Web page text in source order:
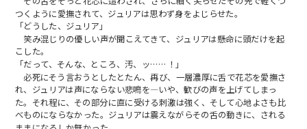
つくように愛撫されて、ジュリアは思わず身をよじらせた。
「どうした、ジュリア」
笑み混じりの優しい声が聞こえてきて、ジュリアは懸命に頭だけを起
こした。
「だって、そんな、ところ、汚、ッ……！」
必死にそう言おうとしたとたん、再び、一層濃厚に舌で花芯を愛撫さ
れ、ジュリアは声にならない悲鳴を—いや、歓びの声を上げてしまっ
た。それ程に、その部分に直に受ける刺激は強く、そして心地よさも比
べものにならなかった。ジュリアは震えながらその舌の動きに、される